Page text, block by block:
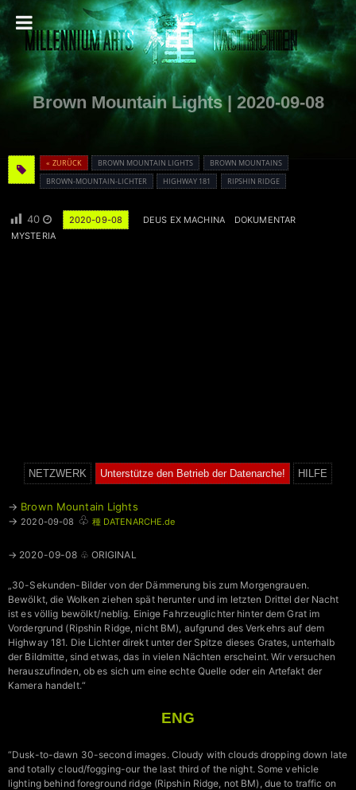
Brown Mountain Lights | 2020-09-08
« ZURÜCK BROWN MOUNTAIN LIGHTS
BROWN MOUNTAINS
BROWN-MOUNTAIN-LICHTER
HIGHWAY 181 RIPSHIN RIDGE
40 2020-09-08 DEUS EX MACHINA
DOKUMENTAR
MYSTERIA
NETZWERK Unterstütze den Betrieb der Datenarche! HILFE
→ Brown Mountain Lights
→ 2020-09-08 ♧ 種 DATENARCHE.de
→ 2020-09-08 ♧ ORIGINAL
„30-Sekunden-Bilder von der Dämmerung bis zum Morgengrauen.
Bewölkt, die Wolken ziehen spät herunter und im letzten Drittel der Nacht
ist es völlig bewölkt/neblig. Einige Fahrzeuglichter hinter dem Grat im
Vordergrund (Ripshin Ridge, nicht BM), aufgrund des Verkehrs auf dem
Highway 181. Die Lichter direkt unter der Spitze dieses Grates, unterhalb
der Bildmitte, sind etwas, das in vielen Nächten erscheint. Wir versuchen
herauszufinden, ob es sich um eine echte Quelle oder ein Artefakt der
Kamera handelt.“
ENG
“Dusk-to-dawn 30-second images. Cloudy with clouds dropping down late
and totally cloud/fogging-our the last third of the night. Some vehicle
lighting behind foreground ridge (Ripshin Ridge, not BM), due to traffic on